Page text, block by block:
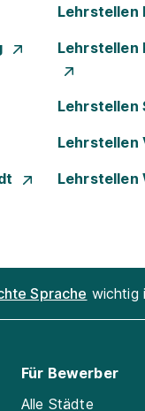
Lehrstellen
Lehrstellen
Lehrstellen
Lehrstellen
Lehrstellen
Sprache wichtig
Für Bewerber
Alle Städte